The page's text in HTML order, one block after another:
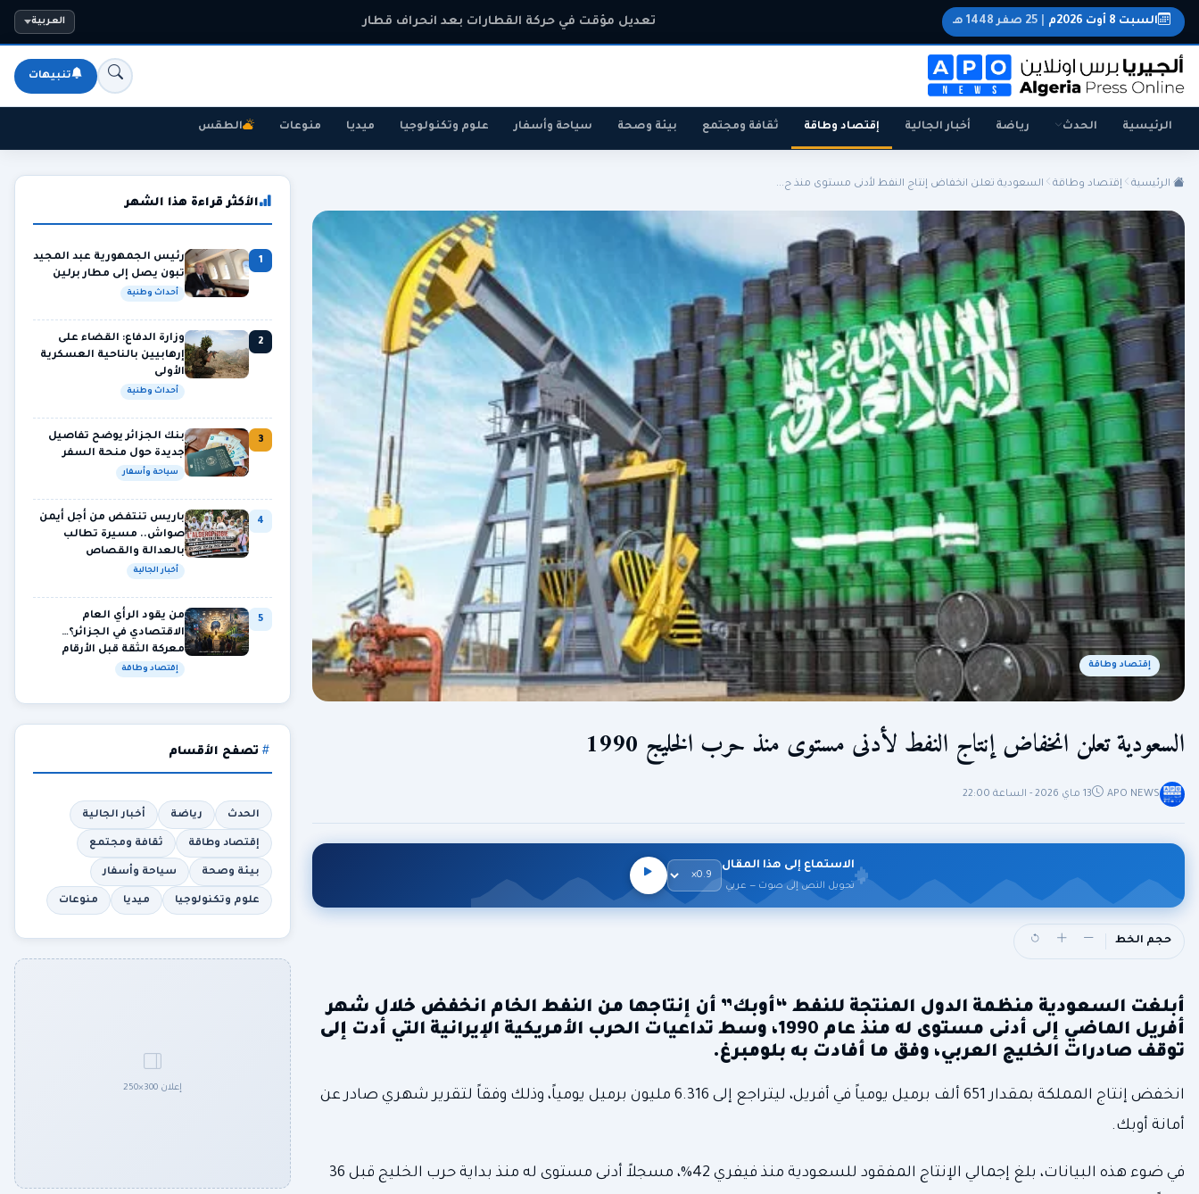
الجزائر الجالية المنتخب الوطني سياسة اقتصاد رياضة
السبت 8 أوت 2026م 25 صفر 1448 هـ تعديل مؤقت في حركة القطارات بعد انحراف قطار العربية
تنبيهات
الرئيسية الحدث رياضة أخبار الجالية إقتصاد وطاقة ثقافة ومجتمع بيئة وصحة سياحة وأسفار علوم وتكنولوجيا ميديا منوعات الطقس
الرئيسية إقتصاد وطاقة السعودية تعلن انخفاض إنتاج النفط لأدنى مستوى منذ ح...
إقتصاد وطاقة
السعودية تعلن انخفاض إنتاج النفط لأدنى مستوى منذ حرب الخليج 1990
APO NEWS 13 ماي 2026 - الساعة 22:00
الاستماع إلى هذا المقال
تحويل النص إلى صوت — عربي
حجم الخط
أبلغت السعودية منظمة الدول المنتجة للنفط “أوبك” أن إنتاجها من النفط الخام انخفض خلال شهر
أفريل الماضي إلى أدنى مستوى له منذ عام 1990، وسط تداعيات الحرب الأمريكية الإيرانية التي أدت إلى
توقف صادرات الخليج العربي، وفق ما أفادت به بلومبرغ.
انخفض إنتاج المملكة بمقدار 651 ألف برميل يومياً في أفريل، ليتراجع إلى 6.316 مليون برميل يومياً، وذلك وفقاً لتقرير شهري صادر عن
أمانة أوبك.
في ضوء هذه البيانات، بلغ إجمالي الإنتاج المفقود للسعودية منذ فيفري 42%، مسجلاً أدنى مستوى له منذ بداية حرب الخليج قبل 36
الأكثر قراءة هذا الشهر
1
رئيس الجمهورية عبد المجيد
تبون يصل إلى مطار برلين
أحداث وطنية
2
وزارة الدفاع: القضاء على
إرهابيين بالناحية العسكرية
الأولى
أحداث وطنية
3
بنك الجزائر يوضح تفاصيل
جديدة حول منحة السفر
سياحة وأسفار
4
باريس تنتفض من أجل أيمن
صواش.. مسيرة تطالب
بالعدالة والقصاص
أخبار الجالية
5
من يقود الرأي العام
الاقتصادي في الجزائر؟…
معركة الثقة قبل الأرقام
إقتصاد وطاقة
تصفح الأقسام
الحدث رياضة أخبار الجالية
إقتصاد وطاقة ثقافة ومجتمع
بيئة وصحة سياحة وأسفار
علوم وتكنولوجيا ميديا منوعات
إعلان 300×250